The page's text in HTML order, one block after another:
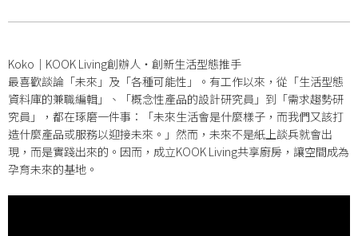
Koko｜KOOK Living創辦人・創新生活型態推手
最喜歡談論「未來」及「各種可能性」。有工作以來，從「生活型態
資料庫的兼職編輯」、「概念性產品的設計研究員」到「需求趨勢研
究員」，都在琢磨一件事：「未來生活會是什麼樣子，而我們又該打
造什麼產品或服務以迎接未來。」然而，未來不是紙上談兵就會出
現，而是實踐出來的。因而，成立KOOK Living共享廚房，讓空間成為
孕育未來的基地。